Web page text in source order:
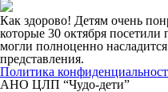
Как здорово! Детям очень
которые 30 октября
могли полноценно
представления.
Политика
АНО ЦЛП “Чудо-дети”